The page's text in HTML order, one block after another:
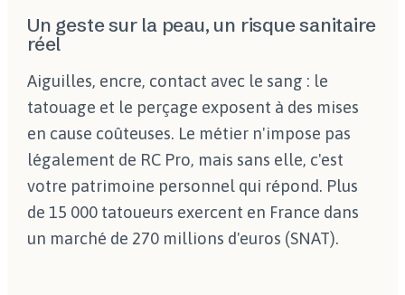
Un geste sur la peau, un risque sanitaire
réel
Aiguilles, encre, contact avec le sang : le
tatouage et le perçage exposent à des mises
en cause coûteuses. Le métier n'impose pas
légalement de RC Pro, mais sans elle, c'est
votre patrimoine personnel qui répond. Plus
de 15 000 tatoueurs exercent en France dans
un marché de 270 millions d'euros (SNAT).